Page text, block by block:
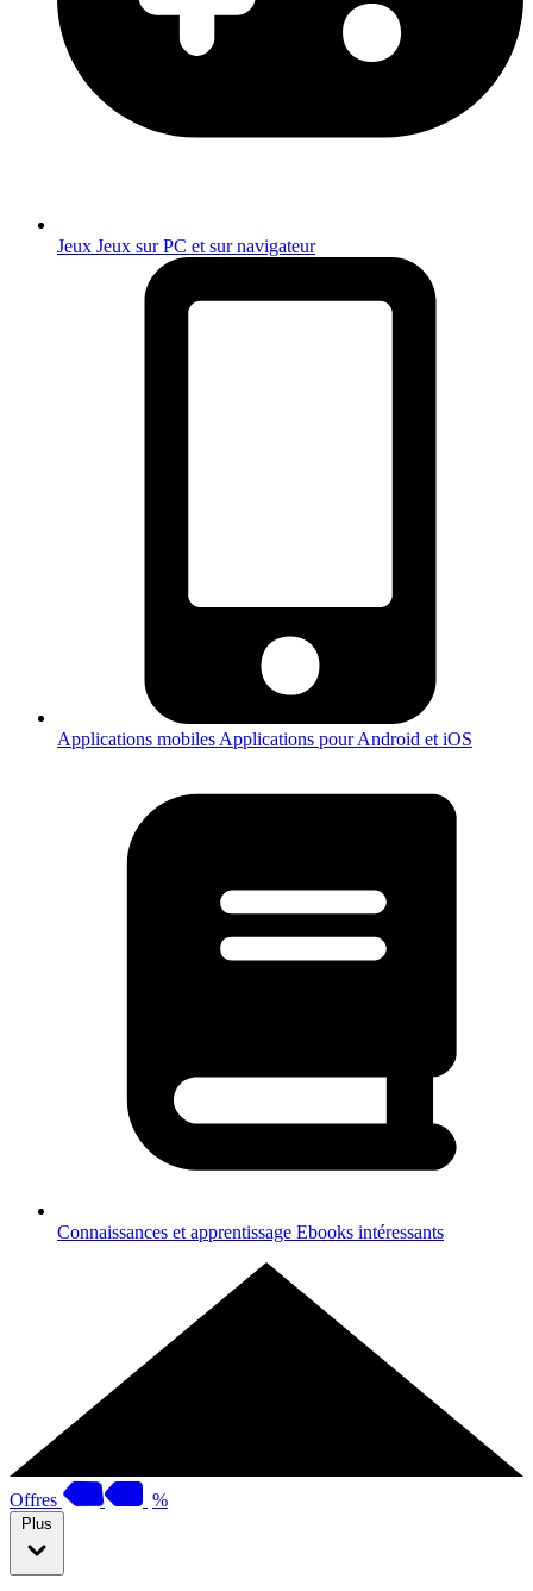
Jeux Jeux sur PC et sur navigateur
Applications mobiles Applications pour Android et iOS
Connaissances et apprentissage Ebooks intéressants
Offres %
Plus